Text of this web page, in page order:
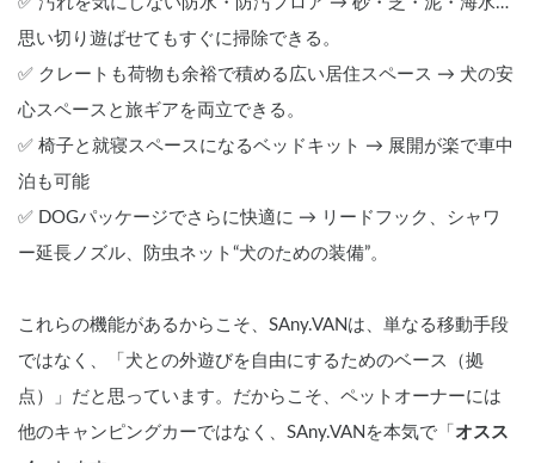
思い切り遊ばせてもすぐに掃除できる。
✅ クレートも荷物も余裕で積める広い居住スペース → 犬の安
心スペースと旅ギアを両立できる。
✅ 椅子と就寝スペースになるベッドキット → 展開が楽で車中
泊も可能
✅ DOGパッケージでさらに快適に → リードフック、シャワ
ー延長ノズル、防虫ネット“犬のための装備”。
これらの機能があるからこそ、SAny.VANは、単なる移動手段
ではなく、「犬との外遊びを自由にするためのベース（拠
点）」だと思っています。だからこそ、ペットオーナーには
他のキャンピングカーではなく、SAny.VANを本気で「 オスス